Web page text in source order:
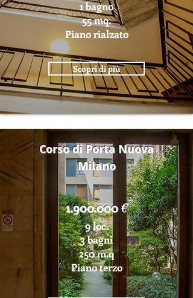
1 bagno
55 mq.
Piano rialzato
Scopri di più
Corso di Porta Nuova
Milano
1.900.000 €
9 loc.
3 bagni
250 m.q
Piano terzo